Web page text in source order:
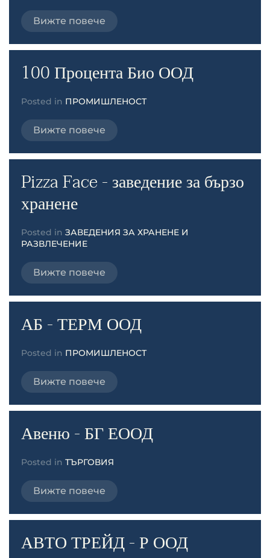
Вижте повече
100 Процента Био ООД
Posted in ПРОМИШЛЕНОСТ
Вижте повече
Pizza Face - заведение за бързо
хранене
Posted in ЗАВЕДЕНИЯ ЗА ХРАНЕНЕ И
РАЗВЛЕЧЕНИЕ
Вижте повече
АБ - ТЕРМ ООД
Posted in ПРОМИШЛЕНОСТ
Вижте повече
Авеню - БГ ЕООД
Posted in ТЪРГОВИЯ
Вижте повече
АВТО ТРЕЙД - Р ООД